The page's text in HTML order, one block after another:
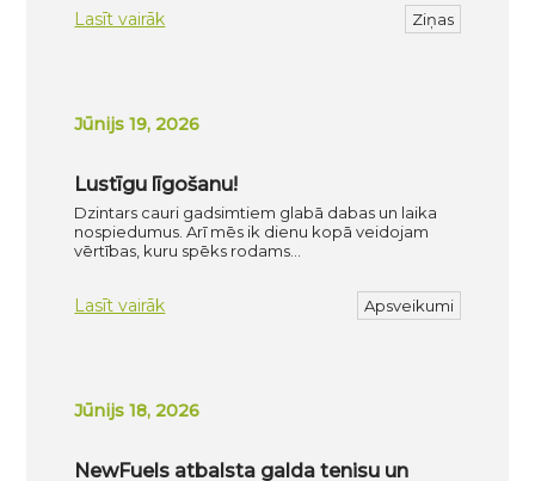
Lasīt vairāk Ziņas
Jūnijs 19, 2026
Lustīgu līgošanu!
Dzintars cauri gadsimtiem glabā dabas un laika
nospiedumus. Arī mēs ik dienu kopā veidojam
vērtības, kuru spēks rodams…
Lasīt vairāk Apsveikumi
Jūnijs 18, 2026
NewFuels atbalsta galda tenisu un